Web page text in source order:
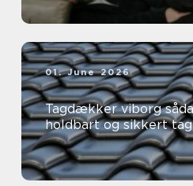
01. June 2026
Tagdækker viborg sådan får du et
holdbart og sikkert tag